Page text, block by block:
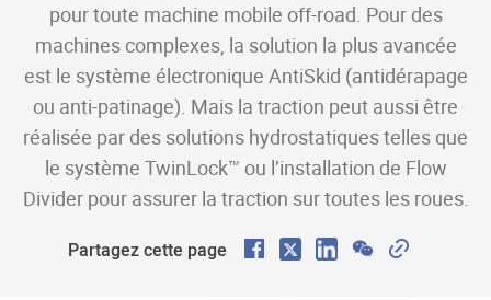
pour toute machine mobile off-road. Pour des
machines complexes, la solution la plus avancée
est le système électronique AntiSkid (antidérapage
ou anti-patinage). Mais la traction peut aussi être
réalisée par des solutions hydrostatiques telles que
le système TwinLock™ ou l’installation de Flow
Divider pour assurer la traction sur toutes les roues.
Partagez cette page F X L W C